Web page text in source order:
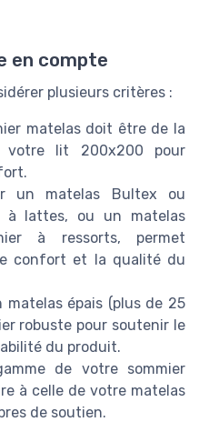
en compte
plusieurs critères :
matelas doit être de la
votre lit 200x200 pour
un matelas Bultex ou
à lattes, ou un matelas
à ressorts, permet
confort et la qualité du
matelas épais (plus de 25
robuste pour soutenir le
du produit.
de votre sommier
à celle de votre matelas
de soutien.